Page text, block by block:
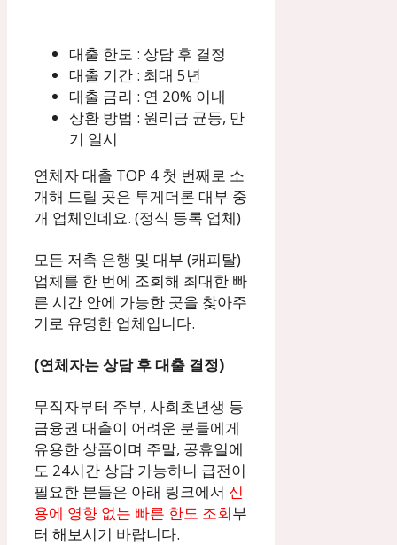
대출 한도 : 상담 후 결정
대출 기간 : 최대 5년
대출 금리 : 연 20% 이내
상환 방법 : 원리금 균등, 만
기 일시
연체자 대출 TOP 4 첫 번째로 소
개해 드릴 곳은 투게더론 대부 중
개 업체인데요. (정식 등록 업체)
모든 저축 은행 및 대부 (캐피탈)
업체를 한 번에 조회해 최대한 빠
른 시간 안에 가능한 곳을 찾아주
기로 유명한 업체입니다.
(연체자는 상담 후 대출 결정)
무직자부터 주부, 사회초년생 등
금융권 대출이 어려운 분들에게
유용한 상품이며 주말, 공휴일에
도 24시간 상담 가능하니 급전이
필요한 분들은 아래 링크에서 신
용에 영향 없는 빠른 한도 조회부
터 해보시기 바랍니다.